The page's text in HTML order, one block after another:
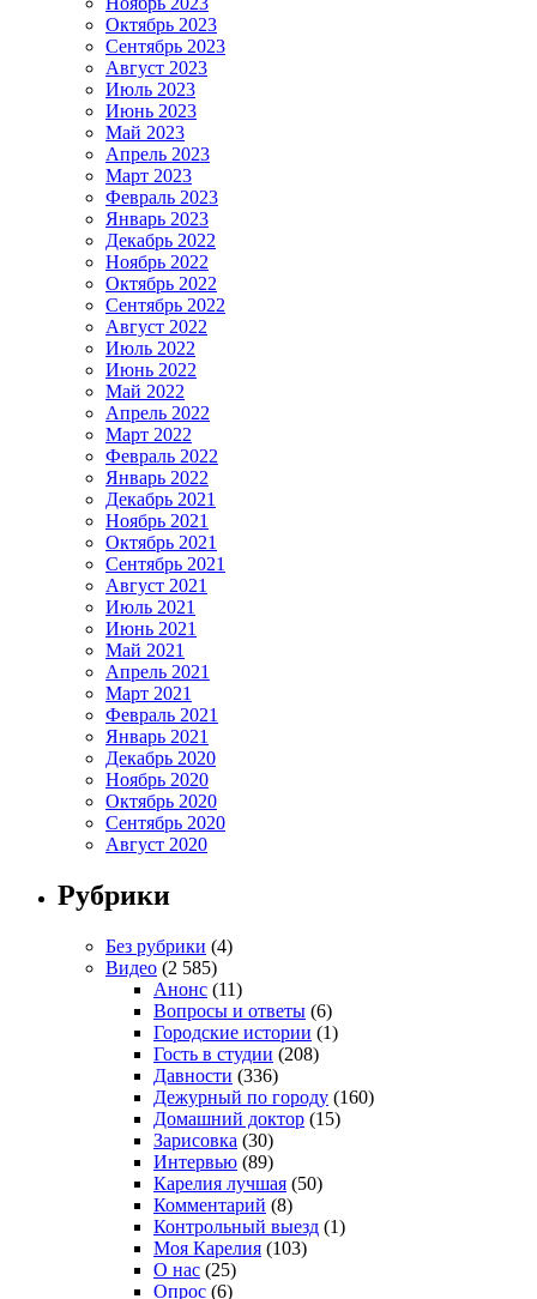
Октябрь 2023
Сентябрь 2023
Август 2023
Июль 2023
Июнь 2023
Май 2023
Апрель 2023
Март 2023
Февраль 2023
Январь 2023
Декабрь 2022
Ноябрь 2022
Октябрь 2022
Сентябрь 2022
Август 2022
Июль 2022
Июнь 2022
Май 2022
Апрель 2022
Март 2022
Февраль 2022
Январь 2022
Декабрь 2021
Ноябрь 2021
Октябрь 2021
Сентябрь 2021
Август 2021
Июль 2021
Июнь 2021
Май 2021
Апрель 2021
Март 2021
Февраль 2021
Январь 2021
Декабрь 2020
Ноябрь 2020
Октябрь 2020
Сентябрь 2020
Август 2020
Рубрики
Без рубрики (4)
Видео (2 585)
Анонс (11)
Вопросы и ответы (6)
Городские истории (1)
Гость в студии (208)
Давности (336)
Дежурный по городу (160)
Домашний доктор (15)
Зарисовка (30)
Интервью (89)
Карелия лучшая (50)
Комментарий (8)
Контрольный выезд (1)
Моя Карелия (103)
О нас (25)
Опрос (6)